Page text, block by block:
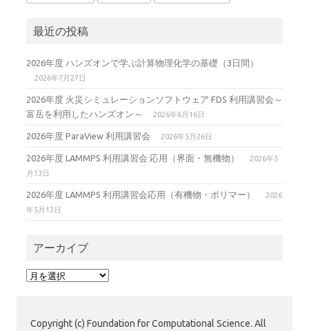
最近の投稿
2026年度 ハンズオンで学ぶ計算物理化学の基礎（3日間）
2026年7月27日
2026年度 火災シミュレーションソフトウェア FDS 利用講習会～
富岳を利用したハンズオン～
2026年6月16日
2026年度 ParaView 利用講習会 2026年5月26日
2026年度 LAMMPS 利用講習会 応用（界面・無機物）
2026年5
月13日
2026年度 LAMMPS 利用講習会応用（有機物・ポリマー）
2026
年5月13日
アーカイブ
ア
ブ
Copyright (c) Foundation for Computational Science. All